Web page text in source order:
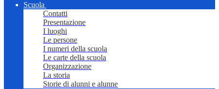
Scuola
Contatti
Presentazione
I luoghi
Le persone
I numeri della scuola
Le carte della scuola
Organizzazione
La storia
Storie di alunni e alunne